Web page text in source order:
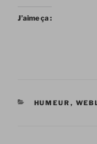
J’aime ça :
CATÉGORIES
HUMEUR ,